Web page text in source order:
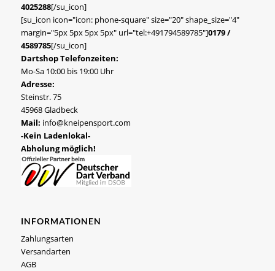
4025288[/su_icon]
[su_icon icon="icon: phone-square" size="20" shape_size="4"
margin="5px 5px 5px 5px" url="tel:+491794589785"]0179 /
4589785[/su_icon]
Dartshop Telefonzeiten:
Mo-Sa 10:00 bis 19:00 Uhr
Adresse:
Steinstr. 75
45968 Gladbeck
Mail: info@kneipensport.com
-Kein Ladenlokal-
Abholung möglich!
INFORMATIONEN
Zahlungsarten
Versandarten
AGB